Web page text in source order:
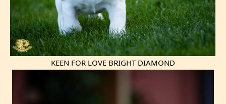
KEEN FOR LOVE BRIGHT DIAMOND